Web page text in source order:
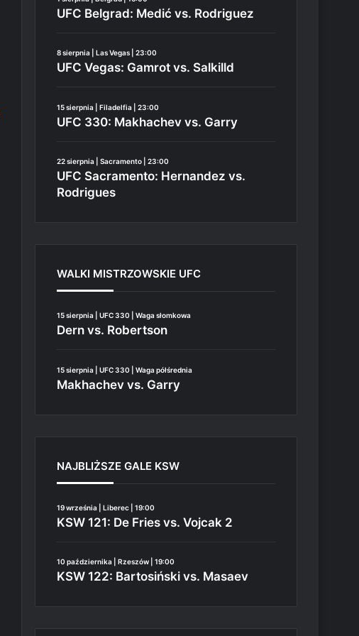
UFC Belgrad: Medić vs. Rodriguez
8 sierpnia | Las Vegas | 23:00
UFC Vegas: Gamrot vs. Salkilld
15 sierpnia | Filadelfia | 23:00
UFC 330: Makhachev vs. Garry
22 sierpnia | Sacramento | 23:00
UFC Sacramento: Hernandez vs.
Rodrigues
WALKI MISTRZOWSKIE UFC
15 sierpnia | UFC 330 | Waga słomkowa
Dern vs. Robertson
15 sierpnia | UFC 330 | Waga półśrednia
Makhachev vs. Garry
NAJBLIŻSZE GALE KSW
19 września | Liberec | 19:00
KSW 121: De Fries vs. Vojcak 2
10 października | Rzeszów | 19:00
KSW 122: Bartosiński vs. Masaev